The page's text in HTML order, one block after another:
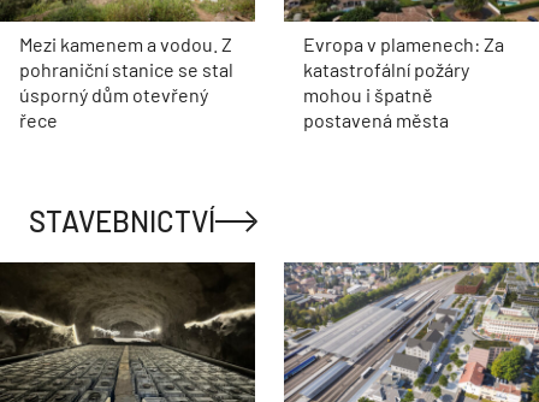
Mezi kamenem a vodou. Z
pohraniční stanice se stal
úsporný dům otevřený
řece
Evropa v plamenech: Za
katastrofální požáry
mohou i špatně
postavená města
STAVEBNICTVÍ